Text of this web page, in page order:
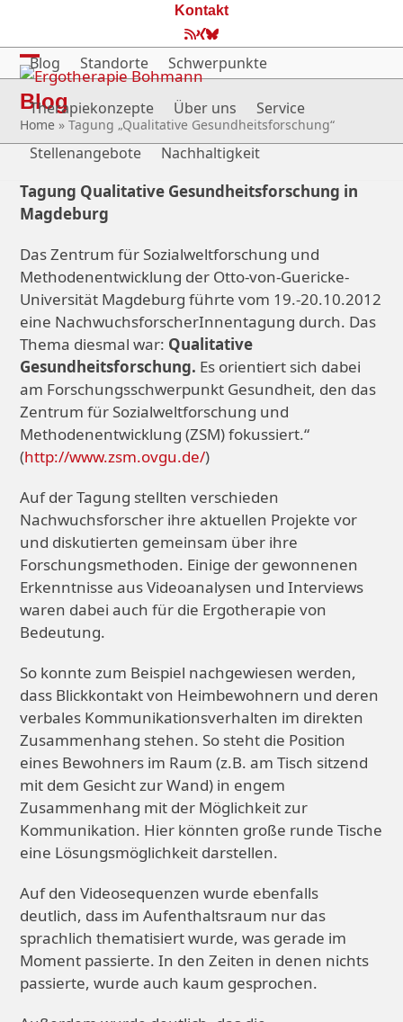
content
Kontakt
RSS
XingBluesky
Blog Standorte Schwerpunkte
Therapiekonzepte Über uns Service
Stellenangebote Nachhaltigkeit
Open
mobile
menu
Close
mobile
menu
Blog
Home »Tagung „Qualitative Gesundheitsforschung“
Tagung Qualitative Gesundheitsforschung in
Magdeburg
Das Zentrum für Sozialweltforschung und
Methodenentwicklung der Otto-von-Guericke-
Universität Magdeburg führte vom 19.-20.10.2012
eine NachwuchsforscherInnentagung durch. Das
Thema diesmal war: Qualitative
Gesundheitsforschung. Es orientiert sich dabei
am Forschungsschwerpunkt Gesundheit, den das
Zentrum für Sozialweltforschung und
Methodenentwicklung (ZSM) fokussiert.“
(http://www.zsm.ovgu.de/)
Auf der Tagung stellten verschieden
Nachwuchsforscher ihre aktuellen Projekte vor
und diskutierten gemeinsam über ihre
Forschungsmethoden. Einige der gewonnenen
Erkenntnisse aus Videoanalysen und Interviews
waren dabei auch für die Ergotherapie von
Bedeutung.
So konnte zum Beispiel nachgewiesen werden,
dass Blickkontakt von Heimbewohnern und deren
verbales Kommunikationsverhalten im direkten
Zusammenhang stehen. So steht die Position
eines Bewohners im Raum (z.B. am Tisch sitzend
mit dem Gesicht zur Wand) in engem
Zusammenhang mit der Möglichkeit zur
Kommunikation. Hier könnten große runde Tische
eine Lösungsmöglichkeit darstellen.
Auf den Videosequenzen wurde ebenfalls
deutlich, dass im Aufenthaltsraum nur das
sprachlich thematisiert wurde, was gerade im
Moment passierte. In den Zeiten in denen nichts
passierte, wurde auch kaum gesprochen.